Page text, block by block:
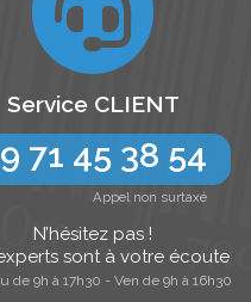
Service CLIENT
71 45 38 54
Appel non surtaxé
N’hésitez pas !
sont à votre écoute
de 9h à 17h30 - Ven de 9h à 16h30